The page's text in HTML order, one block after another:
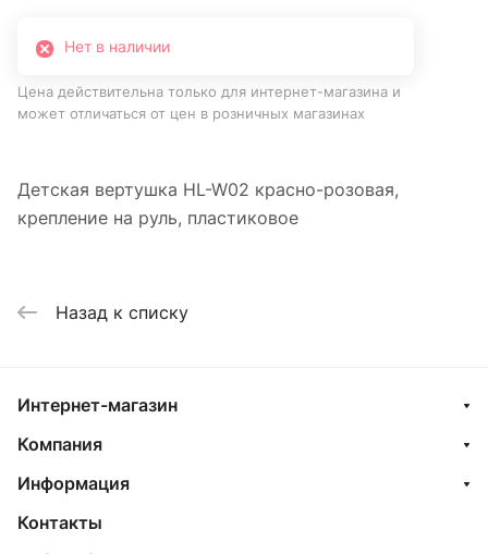
Нет в наличии
Цена действительна только для интернет-магазина и
может отличаться от цен в розничных магазинах
Детская вертушка HL-W02 красно-розовая,
крепление на руль, пластиковое
Назад к списку
Интернет-магазин
Компания
Информация
Контакты